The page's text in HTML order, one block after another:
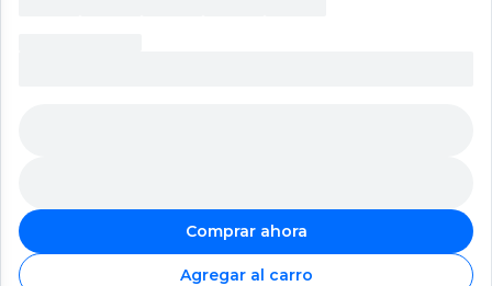
Comprar ahora
Agregar al carro